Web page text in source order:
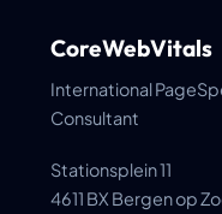
CoreWebVitals
International
Consultant
Stationsplein 11
4611 BX Bergen op